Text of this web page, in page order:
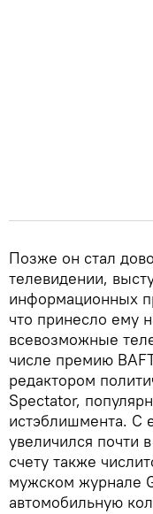
Позже он стал
телевидении,
информационных
что принесло ему
всевозможные
числе премию
редактором
Spectator,
истэблишмента. С
увеличился почти
счету также
мужском журнале
автомобильную